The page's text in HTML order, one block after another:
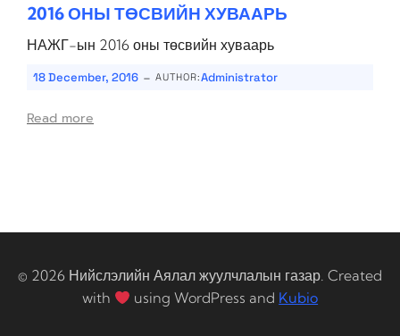
2016 ОНЫ ТӨСВИЙН ХУВААРЬ
НАЖГ-ын 2016 оны төсвийн хуваарь
18 December, 2016 - AUTHOR:Administrator
Read more
© 2026 Нийслэлийн Аялал жуулчлалын газар. Created
with
using WordPress and Kubio